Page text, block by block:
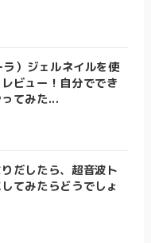
）ジェルネイルを使
ビュー！自分ででき
てみた...
だしたら、超音波ト
てみたらどうでしょ